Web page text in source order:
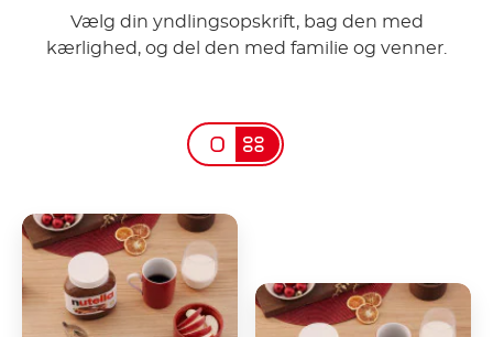
Vælg din yndlingsopskrift, bag den med
kærlighed, og del den med familie og venner.
Julesmåkager med
noder og Nutella®
Julecupcake med
blomst af Nutella®